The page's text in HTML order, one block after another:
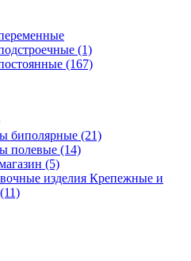
(1)
(167)
биполярные (21)
полевые (14)
(5)
Крепежные и